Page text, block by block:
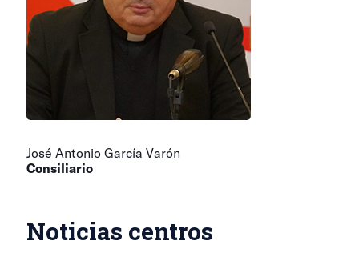
José Antonio García Varón
Consiliario
Noticias centros